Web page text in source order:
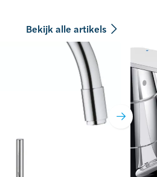
Bekijk alle artikels